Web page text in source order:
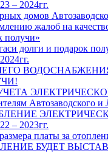
– 2024гг.
домов
жалоб на
получи»
долги и подарок
Автозаводского
– 2023гг.
платы за
БУДЕТ